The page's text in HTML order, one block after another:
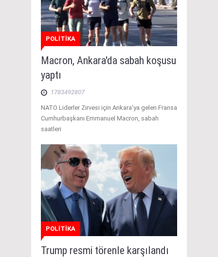
POLİTİKA
Macron, Ankara'da sabah koşusu
yaptı
1783492807
NATO Liderler Zirvesi için Ankara'ya gelen Fransa
Cumhurbaşkanı Emmanuel Macron, sabah
saatleri
POLİTİKA
Trump resmi törenle karşılandı